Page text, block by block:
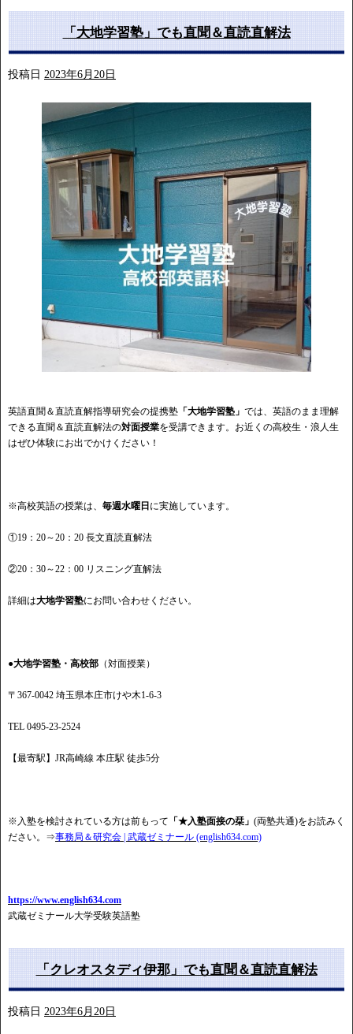
「大地学習塾」でも直聞＆直読直解法
投稿日 2023年6月20日
英語直聞＆直読直解指導研究会の提携塾 「大地学習塾」 では、英語のまま理解
できる直聞＆直読直解法の対面授業を受講できます。お近くの高校生・浪人生
はぜひ体験にお出でかけください！
※高校英語の授業は、 毎週水曜日 に実施しています。
①19：20～20：20 長文直読直解法
②20：30～22：00 リスニング直解法
詳細は大地学習塾にお問い合わせください。
●大地学習塾・高校部 （対面授業）
〒367-0042 埼玉県本庄市けや木1-6-3
TEL 0495-23-2524
【最寄駅】JR高崎線 本庄駅 徒歩5分
※入塾を検討されている方は前もって 「★入塾面接の栞」 (両塾共通)をお読みく
ださい。⇒事務局＆研究会 | 武蔵ゼミナール (english634.com)
https://www.english634.com
武蔵ゼミナール大学受験英語塾
「クレオスタディ伊那」でも直聞＆直読直解法
投稿日 2023年6月20日